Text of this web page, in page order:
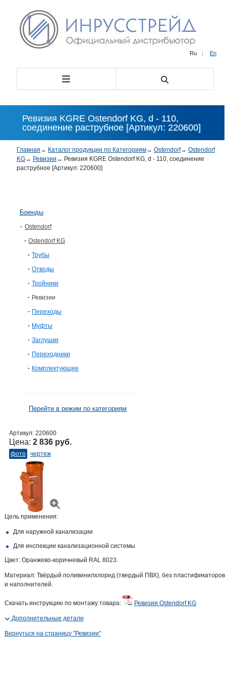
Ru | En
Ревизия KGRE Ostendorf KG, d - 110,
соединение раструбное [Артикул: 220600]
Главная → Каталог продукции по Категориям→ Ostendorf→ Ostendorf
KG→ Ревизии → Ревизия KGRE Ostendorf KG, d - 110, соединение
раструбное [Артикул: 220600]
Бренды
Ostendorf
Ostendorf KG
Трубы
Отводы
Тройники
Ревизии
Переходы
Муфты
Заглушки
Переходники
Комплектующие
Перейти в режим по категориям
Артикул: 220600
Цена: 2 836 руб.
фото чертеж
Цель применения:
Для наружной канализации
Для инспекции канализационной системы
Цвет: Оранжево-коричневый RAL 8023.
Материал: Твёрдый поливинилхлорид (твердый ПВХ), без пластификаторов
и наполнителей.
Скачать инструкцию по монтажу товара: Ревизия Ostendorf KG
Дополнительные детали
Вернуться на страницу "Ревизии"